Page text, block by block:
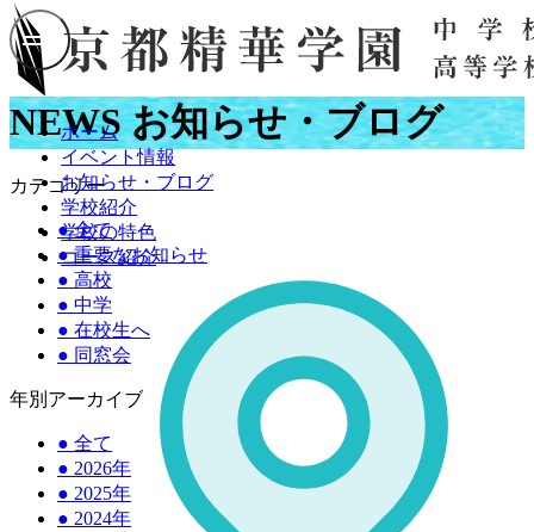
ホーム
イベント情報
お知らせ・ブログ
学校紹介
学校の特色
コース紹介
NEWS お知らせ・ブログ
カテゴリー
●全て
●重要なお知らせ
● 高校
● 中学
● 在校生へ
● 同窓会
年別アーカイブ
● 全て
● 2026年
● 2025年
● 2024年